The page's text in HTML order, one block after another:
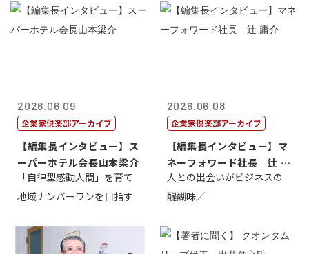
2026.06.09
企業家倶楽部アーカイブ
【編集長インタビュー】ス
ーパーホテル会長山本梁介
「自律型感動人間」を育て
地域ナンバーワンを目指す
2026.06.08
企業家倶楽部アーカイブ
【編集長インタビュー】マ
ネーフォワード社長 辻 庸
介
人との出会いがビジネスの
醍醐味／